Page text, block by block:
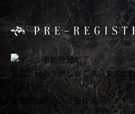
事前登録ありがとうございます。
ました。
配信開始時に、ご登録メールアド